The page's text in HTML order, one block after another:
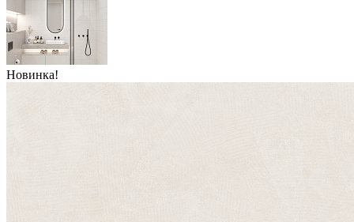
Новинка!